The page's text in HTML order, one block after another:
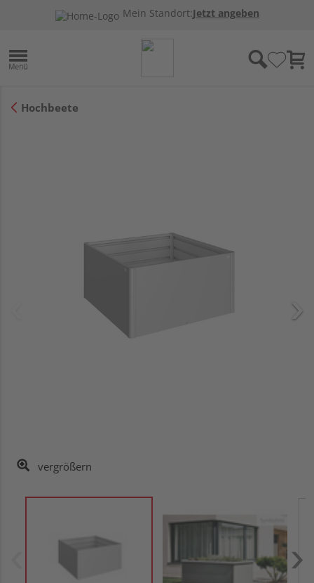
Mein Standort:Jetzt angeben
Hochbeete
vergrößern